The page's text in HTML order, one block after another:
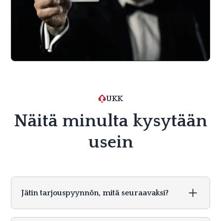
UKK
Näitä minulta kysytään
usein
Jätin tarjouspyynnön, mitä seuraavaksi?